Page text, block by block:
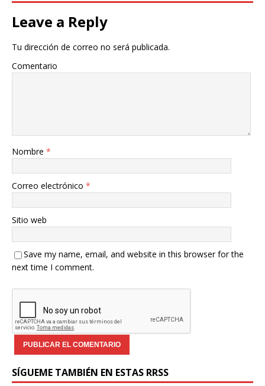
Leave a Reply
Tu dirección de correo no será publicada.
Comentario
Nombre *
Correo electrónico *
Sitio web
Save my name, email, and website in this browser for the
next time I comment.
SÍGUEME TAMBIÉN EN ESTAS RRSS